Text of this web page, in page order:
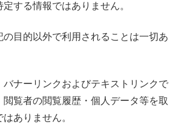
する情報ではありません。
の目的以外で利用されることは一切あ
バナーリンクおよびテキストリンクで
覧者の閲覧履歴・個人データ等を取
ありません。